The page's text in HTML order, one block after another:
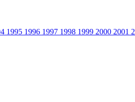
1995 1996 1997 1998 1999 2000 2001